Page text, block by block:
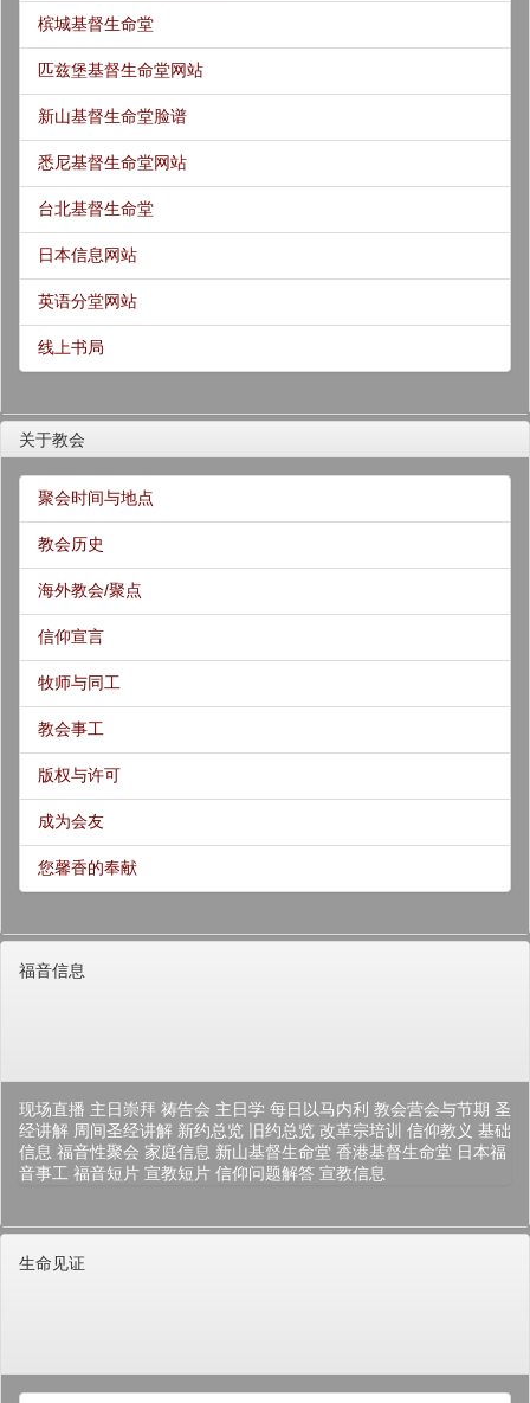
槟城基督生命堂
匹兹堡基督生命堂网站
新山基督生命堂脸谱
悉尼基督生命堂网站
台北基督生命堂
日本信息网站
英语分堂网站
线上书局
关于教会
聚会时间与地点
教会历史
海外教会/聚点
信仰宣言
牧师与同工
教会事工
版权与许可
成为会友
您馨香的奉献
福音信息
现场直播 主日崇拜 祷告会 主日学 每日以马内利 教会营会与节期 圣
经讲解 周间圣经讲解 新约总览 旧约总览 改革宗培训 信仰教义 基础
信息 福音性聚会 家庭信息 新山基督生命堂 香港基督生命堂 日本福
音事工 福音短片 宣教短片 信仰问题解答 宣教信息
生命见证